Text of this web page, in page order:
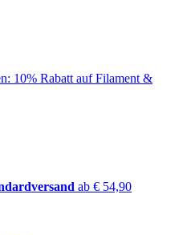
10% Rabatt auf Filament &
ab € 54,90